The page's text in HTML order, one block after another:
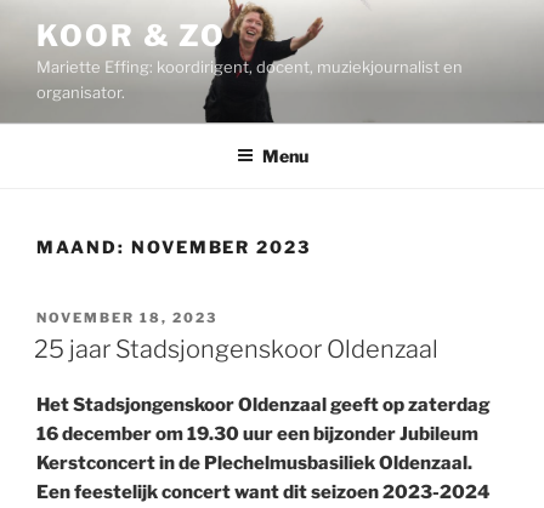
inhoud
KOOR & ZO
Mariette Effing: koordirigent, docent, muziekjournalist en
organisator.
Menu
MAAND: NOVEMBER 2023
GEPLAATST
OP
NOVEMBER 18, 2023
25 jaar Stadsjongenskoor Oldenzaal
Het Stadsjongenskoor Oldenzaal geeft op zaterdag
16 december om 19.30 uur een bijzonder Jubileum
Kerstconcert in de Plechelmusbasiliek Oldenzaal.
Een feestelijk concert want dit seizoen 2023-2024